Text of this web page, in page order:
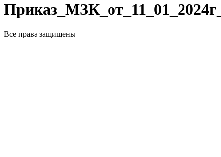
Все права защищены